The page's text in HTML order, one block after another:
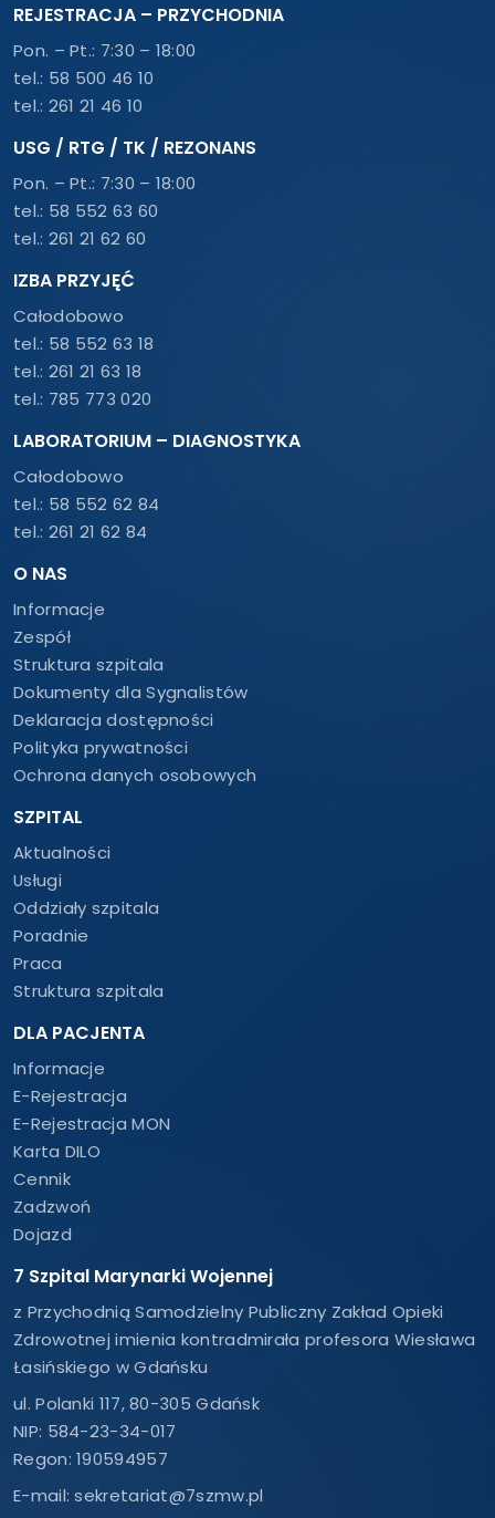
REJESTRACJA – PRZYCHODNIA
Pon. – Pt.: 7:30 – 18:00
tel.: 58 500 46 10
tel.: 261 21 46 10
USG / RTG / TK / REZONANS
Pon. – Pt.: 7:30 – 18:00
tel.: 58 552 63 60
tel.: 261 21 62 60
IZBA PRZYJĘĆ
Całodobowo
tel.: 58 552 63 18
tel.: 261 21 63 18
tel.: 785 773 020
LABORATORIUM – DIAGNOSTYKA
Całodobowo
tel.: 58 552 62 84
tel.: 261 21 62 84
O NAS
Informacje
Zespół
Struktura szpitala
Dokumenty dla Sygnalistów
Deklaracja dostępności
Polityka prywatności
Ochrona danych osobowych
SZPITAL
Aktualności
Usługi
Oddziały szpitala
Poradnie
Praca
Struktura szpitala
DLA PACJENTA
Informacje
E-Rejestracja
E-Rejestracja MON
Karta DILO
Cennik
Zadzwoń
Dojazd
7 Szpital Marynarki Wojennej
z Przychodnią Samodzielny Publiczny Zakład Opieki
Zdrowotnej imienia kontradmirała profesora Wiesława
Łasińskiego w Gdańsku
ul. Polanki 117, 80-305 Gdańsk
NIP: 584-23-34-017
Regon: 190594957
E-mail:sekretariat@7szmw.pl